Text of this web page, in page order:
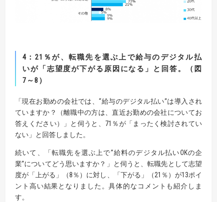
4：21％が、転職先を選ぶ上で給与のデジタル払
いが「志望度が下がる原因になる」と回答。（図
7～8）
「現在お勤めの会社では、“給与のデジタル払い”は導入され
ていますか？（離職中の方は、直近お勤めの会社についてお
答えください）」と伺うと、71％が「まったく検討されてい
ない」と回答しました。
続いて、「転職先を選ぶ上で”給料のデジタル払いOKの企
業”についてどう思いますか？」と伺うと、転職先として志望
度が「上がる」（8％）に対し、「下がる」（21％）が13ポイ
ント高い結果となりました。具体的なコメントも紹介しま
す。